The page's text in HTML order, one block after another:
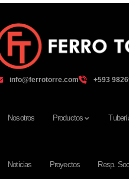
info@ferrotorre.com ‪+593
Nosotros Productos
Noticias Proyectos Resp.